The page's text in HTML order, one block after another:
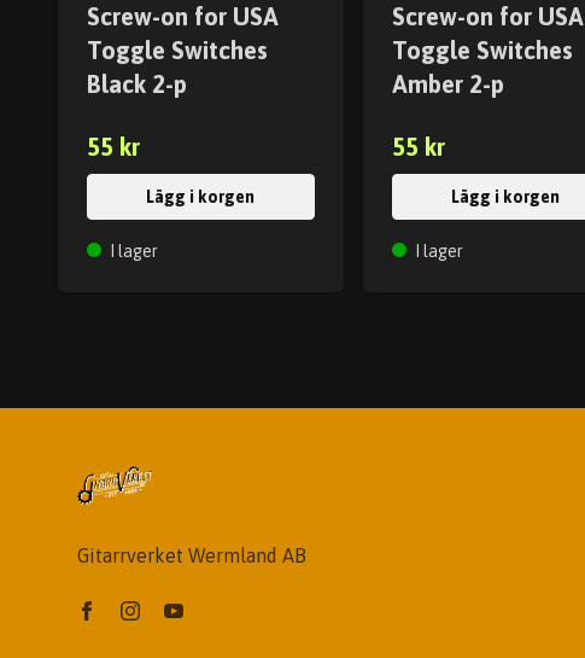
Screw-on for USA
Toggle Switches
Black 2-p
55 kr
Lägg i korgen
I lager
Screw-on for USA
Toggle Switches
Amber 2-p
55 kr
Lägg i korgen
I lager
Gitarrverket Wermland AB